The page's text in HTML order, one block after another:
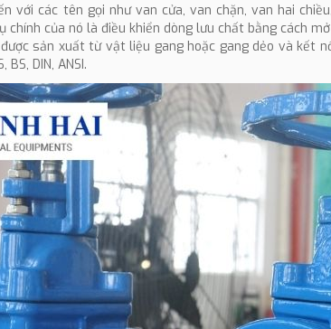
với các tên gọi như van cửa, van chặn, van hai
chính của nó là điều khiển dòng lưu chất bằng cách
được sản xuất từ vật liệu gang hoặc gang dẻo và kết
DIN, ANSI.